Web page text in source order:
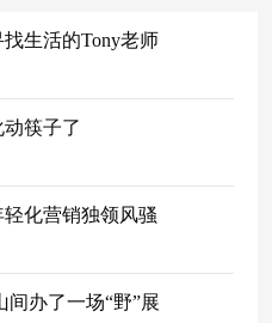
生活的Tony老师
筷子了
轻化营销独领风骚
间办了一场“野”展